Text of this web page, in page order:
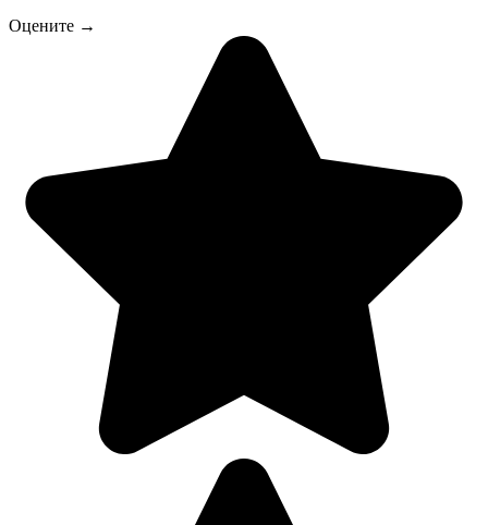
Оцените →